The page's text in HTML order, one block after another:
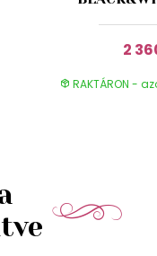
2
RAKTÁRON -